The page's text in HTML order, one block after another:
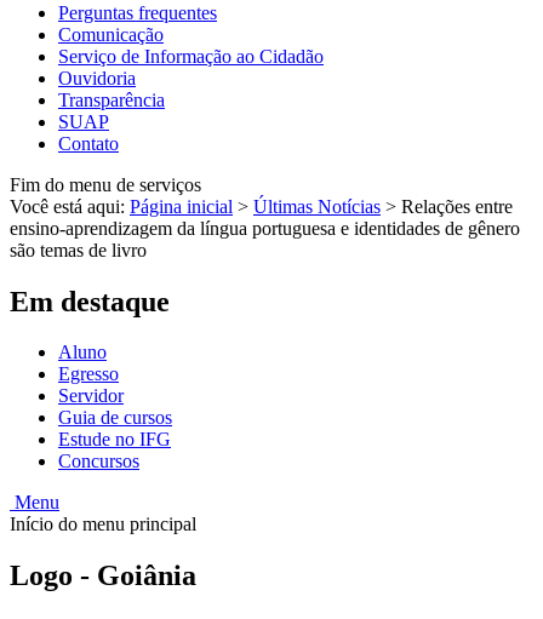
Perguntas frequentes
Comunicação
Serviço de Informação ao Cidadão
Ouvidoria
Transparência
SUAP
Contato
Fim do menu de serviços
Você está aqui: Página inicial > Últimas Notícias > Relações entre
ensino-aprendizagem da língua portuguesa e identidades de gênero
são temas de livro
Em destaque
Aluno
Egresso
Servidor
Guia de cursos
Estude no IFG
Concursos
Menu
Início do menu principal
Logo - Goiânia